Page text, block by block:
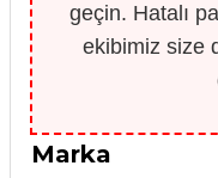
geçin. Hatalı
ekibimiz size
Marka